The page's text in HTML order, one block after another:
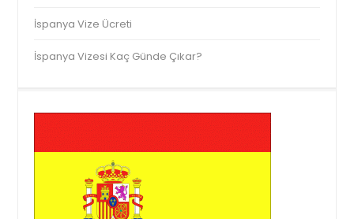
İspanya Vize Ücreti
İspanya Vizesi Kaç Günde Çıkar?